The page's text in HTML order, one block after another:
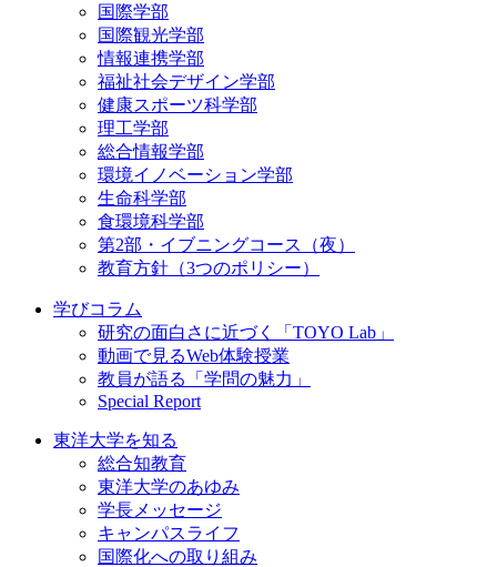
国際学部
国際観光学部
情報連携学部
福祉社会デザイン学部
健康スポーツ科学部
理工学部
総合情報学部
環境イノベーション学部
生命科学部
食環境科学部
第2部・イブニングコース（夜）
教育方針（3つのポリシー）
学びコラム
研究の面白さに近づく「TOYO Lab」
動画で見るWeb体験授業
教員が語る「学問の魅力」
Special Report
東洋大学を知る
総合知教育
東洋大学のあゆみ
学長メッセージ
キャンパスライフ
国際化への取り組み